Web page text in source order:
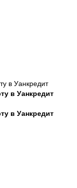
в Уанкредит
в Уанкредит